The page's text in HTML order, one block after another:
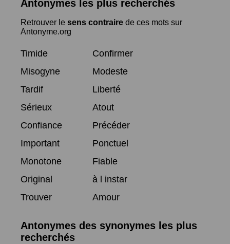
Antonymes les plus recherchés
Retrouver le sens contraire de ces mots sur
Antonyme.org
Timide
Confirmer
Misogyne
Modeste
Tardif
Liberté
Sérieux
Atout
Confiance
Précéder
Important
Ponctuel
Monotone
Fiable
Original
à l instar
Trouver
Amour
Antonymes des synonymes les plus
recherchés